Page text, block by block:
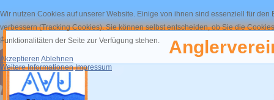
Wir nutzen Cookies auf unserer Website. Einige von ihnen sind essenziell für
verbessern (Tracking Cookies). Sie können selbst entscheiden, ob Sie die
Funktionalitäten der Seite zur Verfügung stehen.
Akzeptieren Ablehnen
Weitere Informationen Impressum